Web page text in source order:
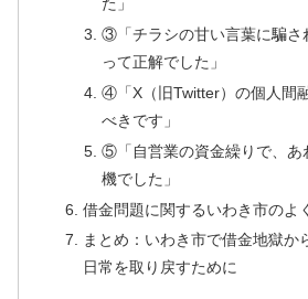
③「チラシの甘い言葉に騙さ
って正解でした」
④「X（旧Twitter）の個人間
べきです」
⑤「自営業の資金繰りで、あ
機でした」
借金問題に関するいわき市のよ
まとめ：いわき市で借金地獄か
日常を取り戻すために